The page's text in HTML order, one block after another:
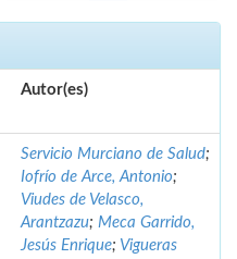
Autor(es)
Servicio Murciano de Salud;
Iofrío de Arce, Antonio;
Viudes de Velasco,
Arantzazu; Meca Garrido,
Jesús Enrique; Vigueras